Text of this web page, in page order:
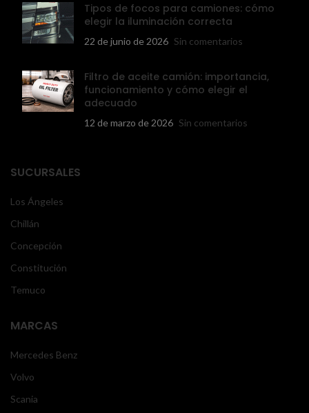
Tipos de focos para camiones: cómo
elegir la iluminación correcta
22 de junio de 2026 Sin comentarios
Filtro de aceite camión: importancia,
funcionamiento y cómo elegir el
adecuado
12 de marzo de 2026 Sin comentarios
SUCURSALES
Los Ángeles
Chillán
Concepción
Constitución
Temuco
MARCAS
Mercedes Benz
Volvo
Scania